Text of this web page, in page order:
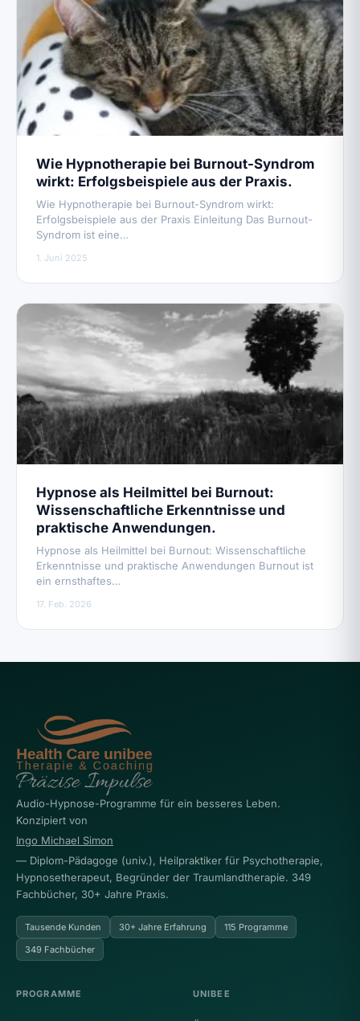
Wie Hypnotherapie bei Burnout-Syndrom
wirkt: Erfolgsbeispiele aus der Praxis.
Wie Hypnotherapie bei Burnout-Syndrom wirkt:
Erfolgsbeispiele aus der Praxis Einleitung Das Burnout-
Syndrom ist eine…
1. Juni 2025
Hypnose als Heilmittel bei Burnout:
Wissenschaftliche Erkenntnisse und
praktische Anwendungen.
Hypnose als Heilmittel bei Burnout: Wissenschaftliche
Erkenntnisse und praktische Anwendungen Burnout ist
ein ernsthaftes…
17. Feb. 2026
Audio-Hypnose-Programme für ein besseres Leben.
Konzipiert von
Ingo Michael Simon
— Diplom-Pädagoge (univ.), Heilpraktiker für Psychotherapie,
Hypnosetherapeut, Begründer der Traumlandtherapie. 349
Fachbücher, 30+ Jahre Praxis.
Tausende Kunden 30+ Jahre Erfahrung
115 Programme
349 Fachbücher
PROGRAMME UNIBEE